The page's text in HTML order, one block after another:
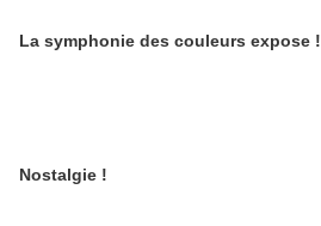
La symphonie des couleurs expose !
Nostalgie !